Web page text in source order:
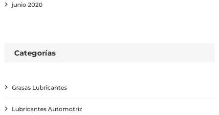
junio 2020
Categorías
Grasas Lubricantes
Lubricantes Automotriz